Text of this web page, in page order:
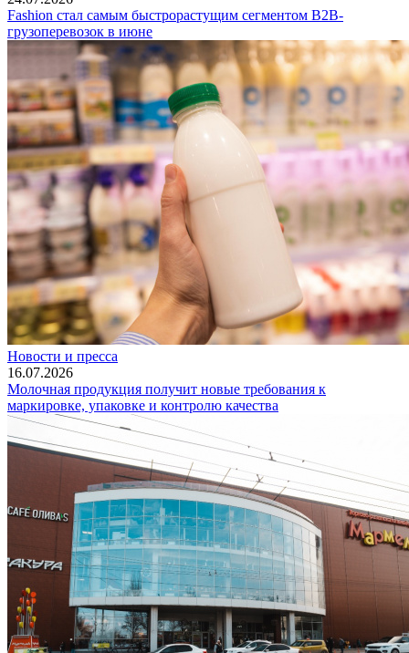
Fashion стал самым быстрорастущим сегментом B2B-
грузоперевозок в июне
Новости и пресса
16.07.2026
Молочная продукция получит новые требования к
маркировке, упаковке и контролю качества